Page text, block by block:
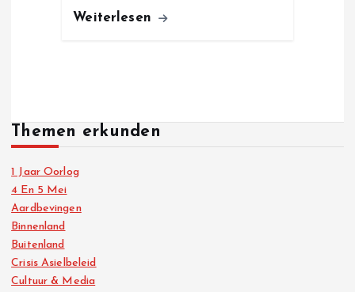
Weiterlesen
Themen erkunden
1 Jaar Oorlog
4 En 5 Mei
Aardbevingen
Binnenland
Buitenland
Crisis Asielbeleid
Cultuur & Media